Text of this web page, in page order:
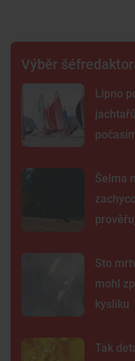
Výběr
Lipno
Šelma
Sto
mohl
kyslíku
Tak